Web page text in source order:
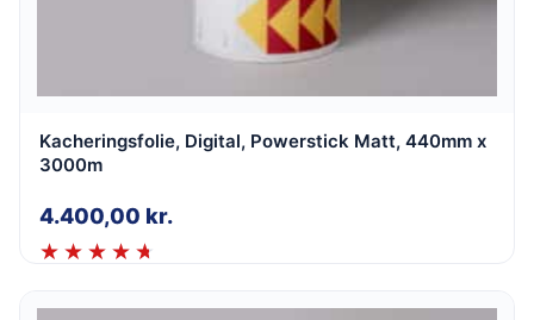
Kacheringsfolie, Digital, Powerstick Matt, 440mm x
3000m
4.400,00 kr.